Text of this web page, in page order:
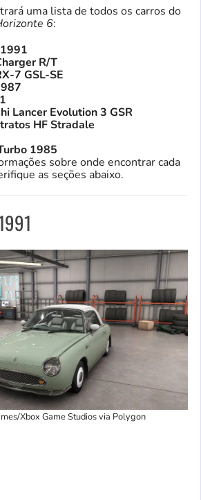
uma lista de todos os carros do
6:
R/T
7 GSL-SE
Lancer Evolution 3 GSR
HF Stradale
1985
sobre onde encontrar cada
as seções abaixo.
Xbox Game Studios via Polygon